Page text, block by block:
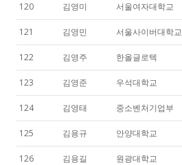
120 김영미 서울여자대학교
121 김영민 서울사이버대학교
122 김영주 한올글로텍
123 김영준 우석대학교
124 김영태 중소벤처기업부
125 김용규 안양대학교
126 김용길 원광대학교